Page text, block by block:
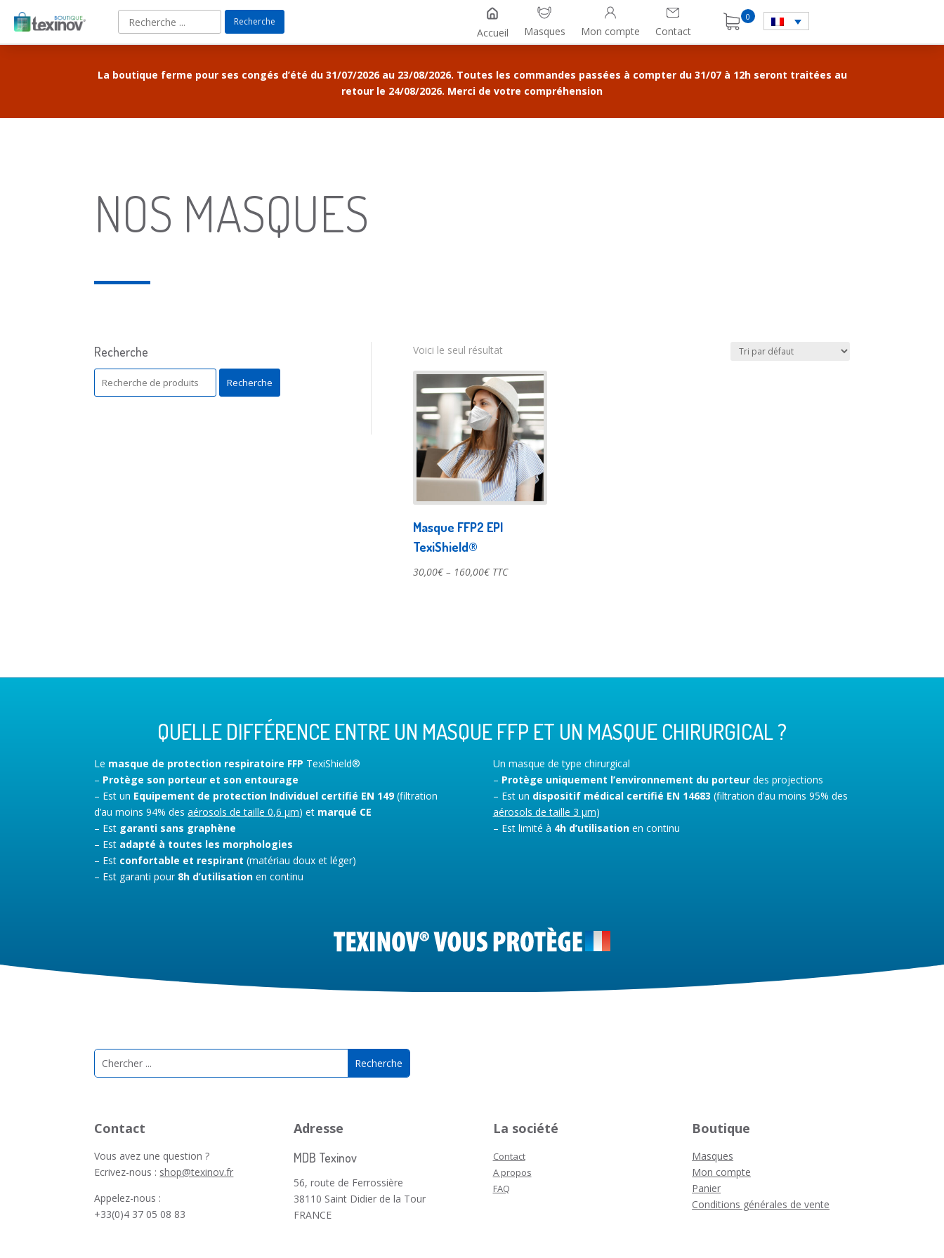
Recherche
Accueil Masques Mon compte Contact
0
La boutique ferme pour ses congés d’été du 31/07/2026 au 23/08/2026. Toutes les commandes passées à compter du 31/07 à 12h seront traitées au
retour le 24/08/2026. Merci de votre compréhension
NOS MASQUES
Recherche
Recherche
pour :
Recherche
Voici le seul résultat
Masque FFP2 EPI
TexiShield®
30,00€– 160,00€ TTC
QUELLE DIFFÉRENCE ENTRE UN MASQUE FFP ET UN MASQUE CHIRURGICAL ?
Le masque de protection respiratoire FFP TexiShield®
– Protège son porteur et son entourage
– Est un Equipement de protection Individuel certifié EN 149(filtration
d’au moins 94% desaérosols de taille 0,6 µm) et marqué CE
– Est garanti sans graphène
– Est adapté à toutes les morphologies
– Est confortable et respirant (matériau doux et léger)
– Est garanti pour 8h d’utilisation en continu
Un masque de type chirurgical
– Protège uniquement l’environnement du porteurdes projections
– Est un dispositif médical certifié EN 14683 (filtration d’au moins 95% des
aérosols de taille 3 µm)
– Est limité à 4h d’utilisationen continu
Contact
Vous avez une question ?
Ecrivez-nous : shop@texinov.fr
Appelez-nous :
+33(0)4 37 05 08 83
Adresse
MDB Texinov
56, route de Ferrossière
38110 Saint Didier de la Tour
FRANCE
La société
Contact
A propos
FAQ
Boutique
Masques
Mon compte
Panier
Conditions générales de vente